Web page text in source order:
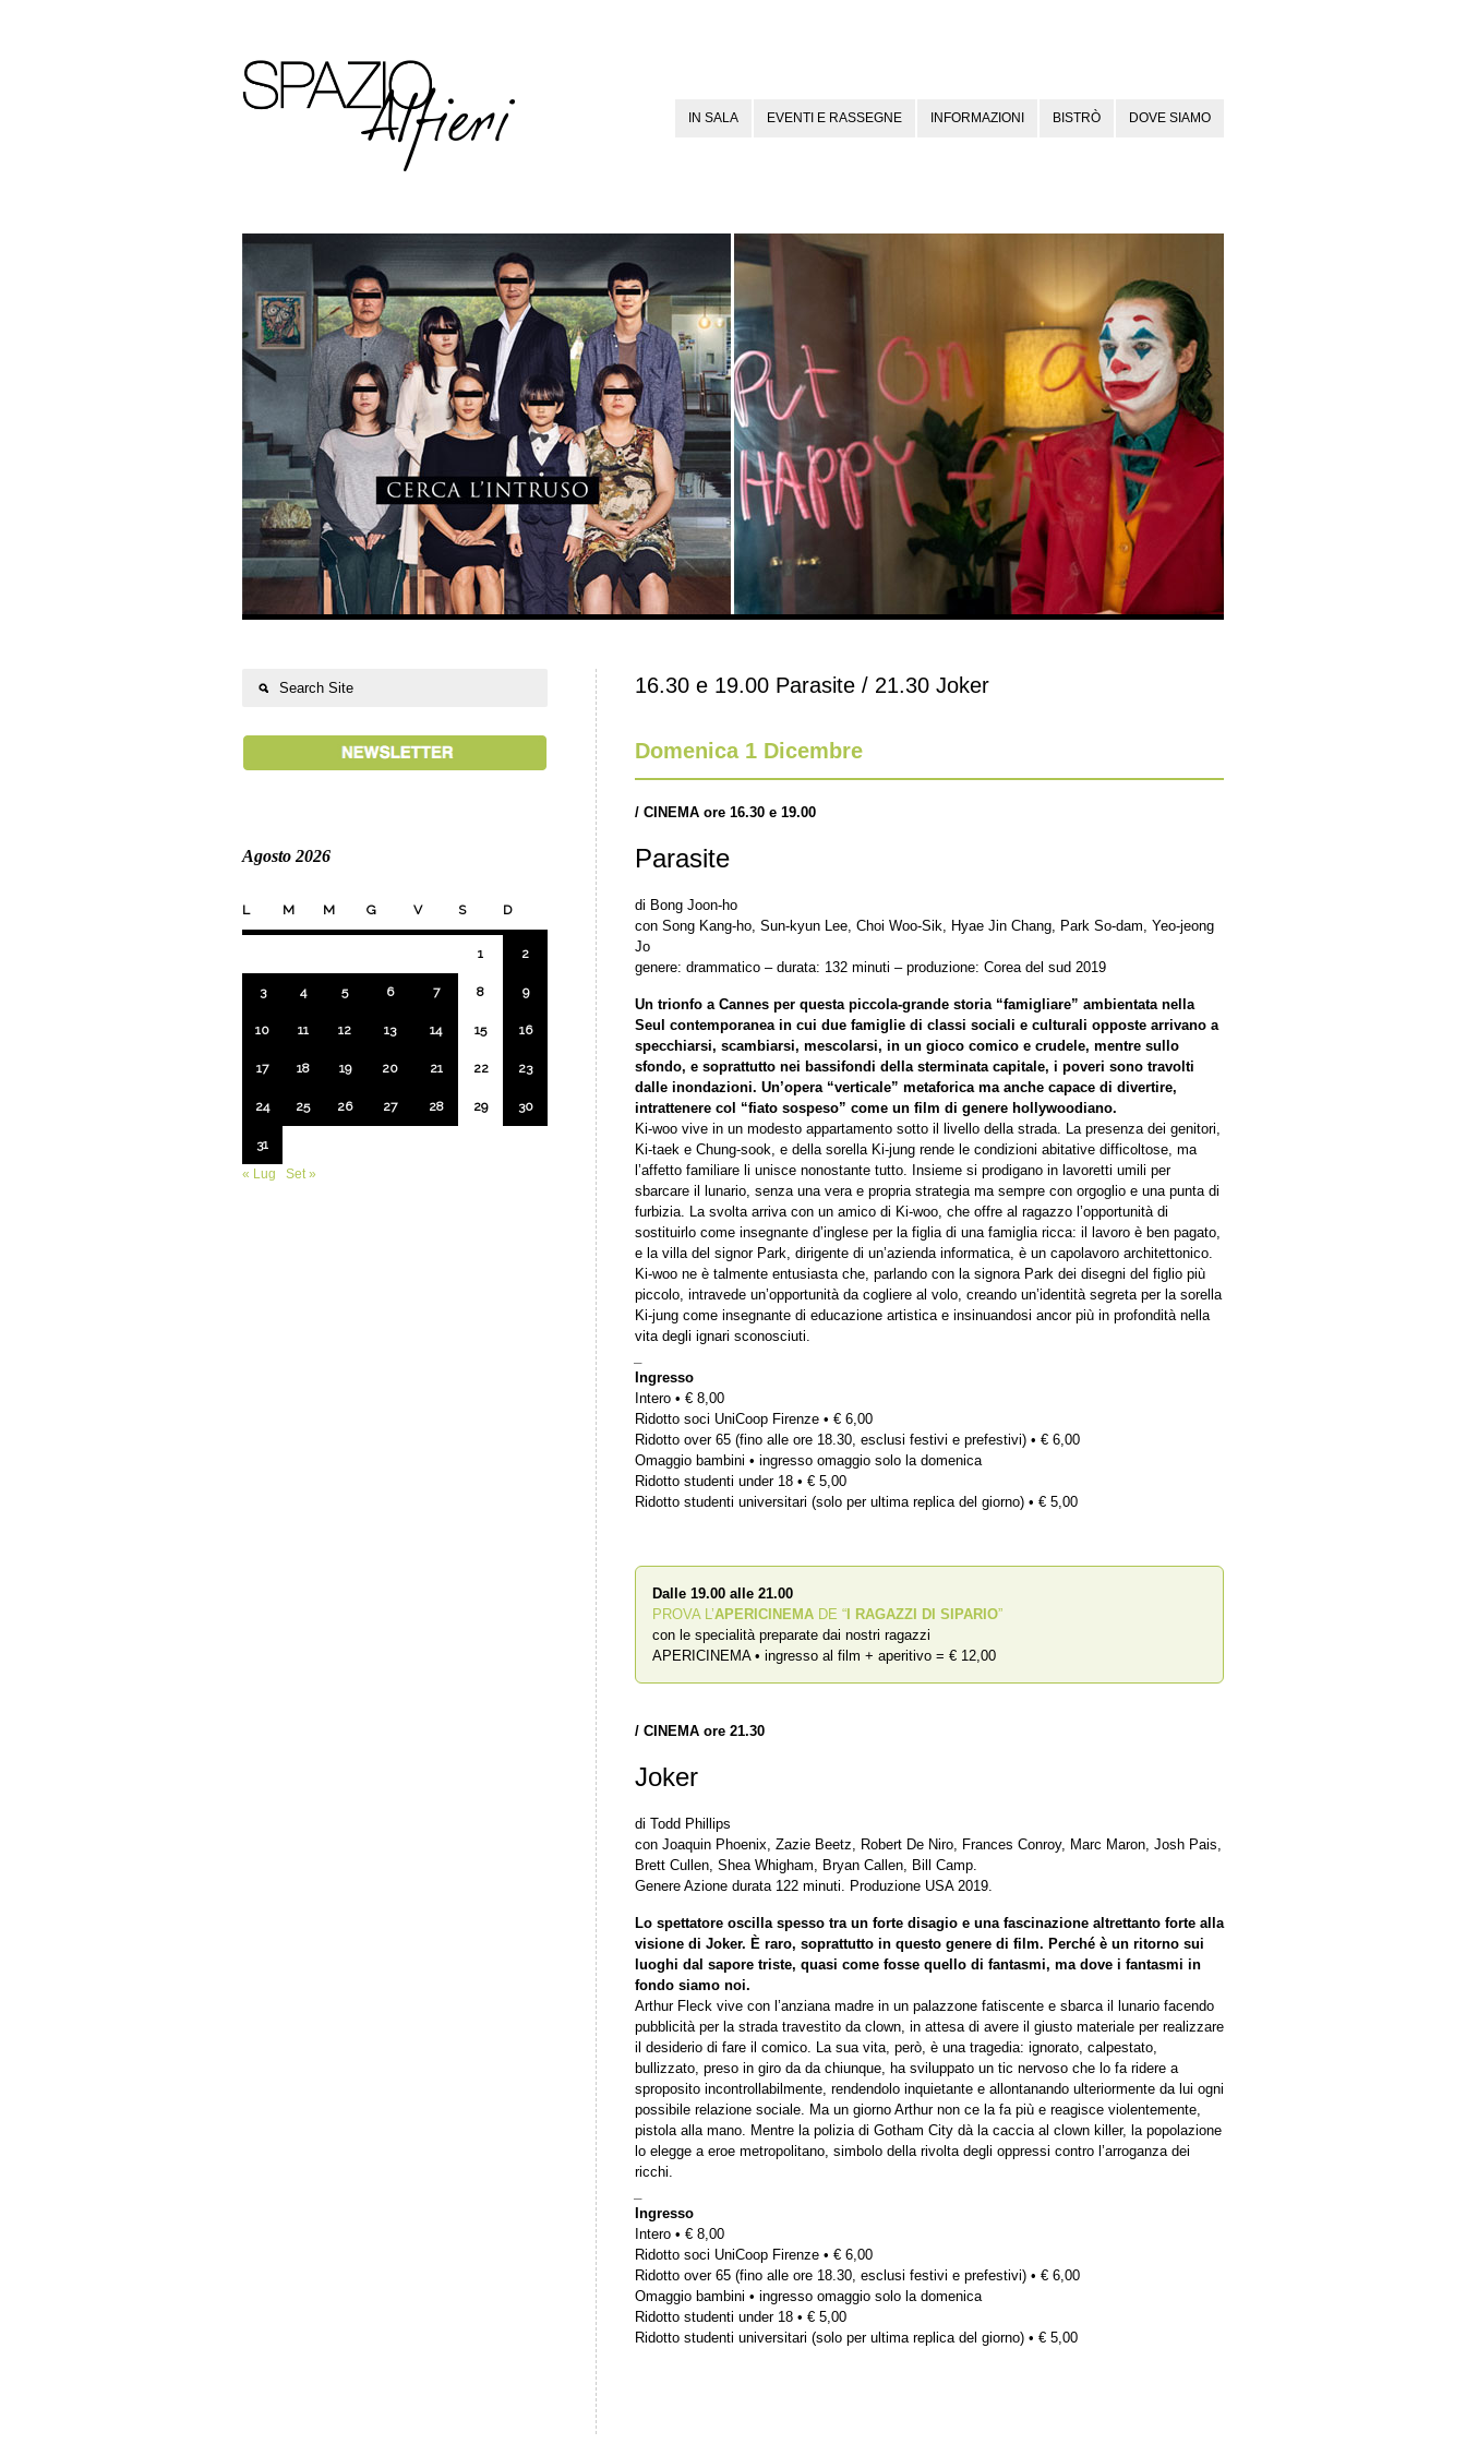
IN SALA EVENTI E RASSEGNE INFORMAZIONI BISTRÒ DOVE SIAMO
16.30 e 19.00 Parasite / 21.30 Joker
Domenica 1 Dicembre
/ CINEMA ore 16.30 e 19.00
Parasite
di Bong Joon-ho
con Song Kang-ho, Sun-kyun Lee, Choi Woo-Sik, Hyae Jin Chang, Park So-dam, Yeo-jeong
Jo
genere: drammatico – durata: 132 minuti – produzione: Corea del sud 2019
Un trionfo a Cannes per questa piccola-grande storia “famigliare” ambientata nella
Seul contemporanea in cui due famiglie di classi sociali e culturali opposte arrivano a
specchiarsi, scambiarsi, mescolarsi, in un gioco comico e crudele, mentre sullo
sfondo, e soprattutto nei bassifondi della sterminata capitale, i poveri sono travolti
dalle inondazioni. Un’opera “verticale” metaforica ma anche capace di divertire,
intrattenere col “fiato sospeso” come un film di genere hollywoodiano.
Ki-woo vive in un modesto appartamento sotto il livello della strada. La presenza dei genitori,
Ki-taek e Chung-sook, e della sorella Ki-jung rende le condizioni abitative difficoltose, ma
l’affetto familiare li unisce nonostante tutto. Insieme si prodigano in lavoretti umili per
sbarcare il lunario, senza una vera e propria strategia ma sempre con orgoglio e una punta di
furbizia. La svolta arriva con un amico di Ki-woo, che offre al ragazzo l’opportunità di
sostituirlo come insegnante d’inglese per la figlia di una famiglia ricca: il lavoro è ben pagato,
e la villa del signor Park, dirigente di un’azienda informatica, è un capolavoro architettonico.
Ki-woo ne è talmente entusiasta che, parlando con la signora Park dei disegni del figlio più
piccolo, intravede un’opportunità da cogliere al volo, creando un’identità segreta per la sorella
Ki-jung come insegnante di educazione artistica e insinuandosi ancor più in profondità nella
vita degli ignari sconosciuti.
Ingresso
Intero • € 8,00
Ridotto soci UniCoop Firenze • € 6,00
Ridotto over 65 (fino alle ore 18.30, esclusi festivi e prefestivi) • € 6,00
Omaggio bambini • ingresso omaggio solo la domenica
Ridotto studenti under 18 • € 5,00
Ridotto studenti universitari (solo per ultima replica del giorno) • € 5,00
Dalle 19.00 alle 21.00
PROVA L’APERICINEMA DE “ I RAGAZZI DI SIPARIO”
con le specialità preparate dai nostri ragazzi
APERICINEMA • ingresso al film + aperitivo = € 12,00
/ CINEMA ore 21.30
Joker
di Todd Phillips
con Joaquin Phoenix, Zazie Beetz, Robert De Niro, Frances Conroy, Marc Maron, Josh Pais,
Brett Cullen, Shea Whigham, Bryan Callen, Bill Camp.
Genere Azione durata 122 minuti. Produzione USA 2019.
Lo spettatore oscilla spesso tra un forte disagio e una fascinazione altrettanto forte alla
visione di Joker. È raro, soprattutto in questo genere di film. Perché è un ritorno sui
luoghi dal sapore triste, quasi come fosse quello di fantasmi, ma dove i fantasmi in
fondo siamo noi.
Arthur Fleck vive con l’anziana madre in un palazzone fatiscente e sbarca il lunario facendo
pubblicità per la strada travestito da clown, in attesa di avere il giusto materiale per realizzare
il desiderio di fare il comico. La sua vita, però, è una tragedia: ignorato, calpestato,
bullizzato, preso in giro da da chiunque, ha sviluppato un tic nervoso che lo fa ridere a
sproposito incontrollabilmente, rendendolo inquietante e allontanando ulteriormente da lui ogni
possibile relazione sociale. Ma un giorno Arthur non ce la fa più e reagisce violentemente,
pistola alla mano. Mentre la polizia di Gotham City dà la caccia al clown killer, la popolazione
lo elegge a eroe metropolitano, simbolo della rivolta degli oppressi contro l’arroganza dei
ricchi.
Ingresso
Intero • € 8,00
Ridotto soci UniCoop Firenze • € 6,00
Ridotto over 65 (fino alle ore 18.30, esclusi festivi e prefestivi) • € 6,00
Omaggio bambini • ingresso omaggio solo la domenica
Ridotto studenti under 18 • € 5,00
Ridotto studenti universitari (solo per ultima replica del giorno) • € 5,00
Agosto 2026
L M M G V S D
1 2
3 4 5 6 7 8 9
10 11 12 13 14 15 16
17 18 19 20 21 22 23
24 25 26 27 28 29 30
31
« Lug
Set »